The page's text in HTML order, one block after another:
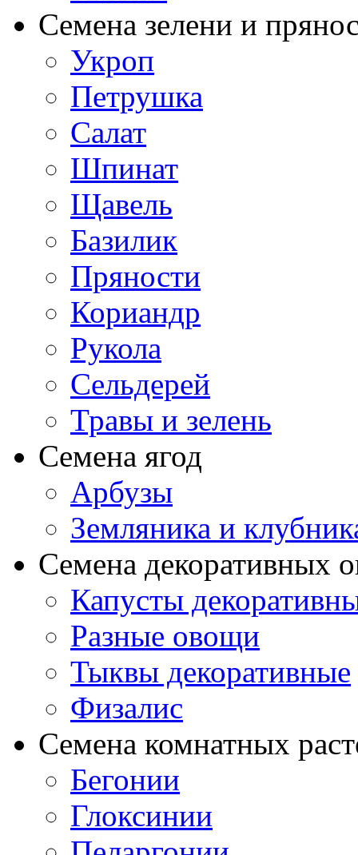
Семена зелени и
Укроп
Петрушка
Салат
Шпинат
Щавель
Базилик
Пряности
Кориандр
Рукола
Сельдерей
Травы и зелень
Семена ягод
Арбузы
Земляника и
Семена декоративных
Капусты
Разные овощи
Тыквы декоративные
Физалис
Семена комнатных
Бегонии
Глоксинии